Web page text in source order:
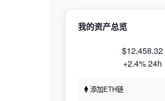
我的资产总览
$12,458.32
+2.4% 24h
添加ETH链